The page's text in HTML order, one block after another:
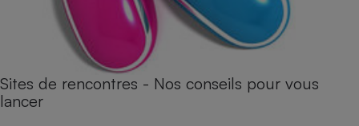
Sites de rencontres - Nos conseils pour vous
lancer